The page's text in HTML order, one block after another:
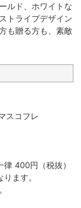
ルド、ホワイトな
トライプデザイン
も贈る方も、素敵
スコフレ
400円（税抜）
ます。